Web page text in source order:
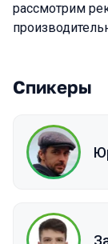
рассмотрим
Спикеры